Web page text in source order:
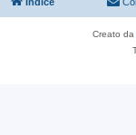
Creato da